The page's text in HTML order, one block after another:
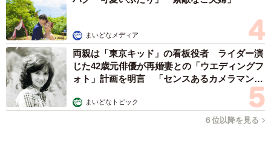
まいどなメディア
両親は「東京キッド」の看板役者 ライダー演
じた42歳元俳優が再婚妻との「ウエディングフ
ォト」計画を明言 「センスあるカメラマン求
まいどなトピック
６位以降を見る